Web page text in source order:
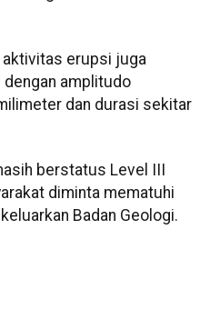
aktivitas erupsi juga
amplitudo
dan durasi sekitar
berstatus Level III
diminta mematuhi
Badan Geologi.